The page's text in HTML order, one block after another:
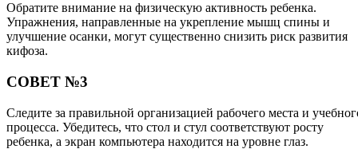
Обратите внимание на физическую активность ребенка.
Упражнения, направленные на укрепление мышц спины и
улучшение осанки, могут существенно снизить риск развития
кифоза.
СОВЕТ №3
Следите за правильной организацией рабочего места и
процесса. Убедитесь, что стол и стул соответствуют росту
ребенка, а экран компьютера находится на уровне глаз.